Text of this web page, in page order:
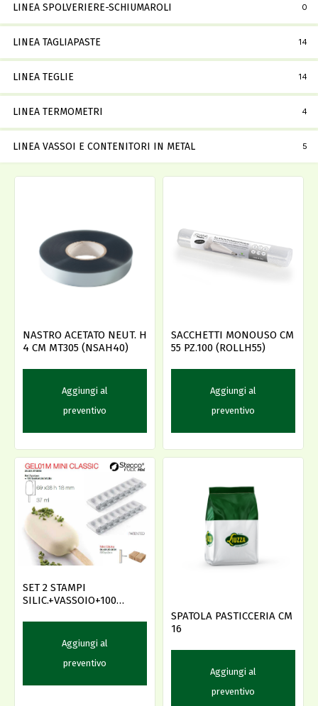
LINEA SPOLVERIERE-SCHIUMAROLI 0
LINEA TAGLIAPASTE 14
LINEA TEGLIE 14
LINEA TERMOMETRI 4
LINEA VASSOI E CONTENITORI IN METAL 5
NASTRO ACETATO NEUT. H
4 CM MT305 (NSAH40)
Aggiungi al
preventivo
SACCHETTI MONOUSO CM
55 PZ.100 (ROLLH55)
Aggiungi al
preventivo
SET 2 STAMPI
SILIC.+VASSOIO+100
Aggiungi al
preventivo
SPATOLA PASTICCERIA CM
16
Aggiungi al
preventivo